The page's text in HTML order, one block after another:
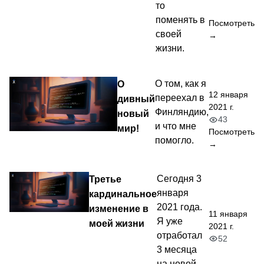
то
поменять в
своей
жизни.
Посмотреть
→
О
дивный
новый
мир!
О том, как я
переехал в
Финляндию,
и что мне
помогло.
12 января
2021 г.
43
Посмотреть
→
Третье
кардинальное
изменение в
моей жизни
Сегодня 3
января
2021 года.
Я уже
отработал
3 месяца
11 января
2021 г.
52